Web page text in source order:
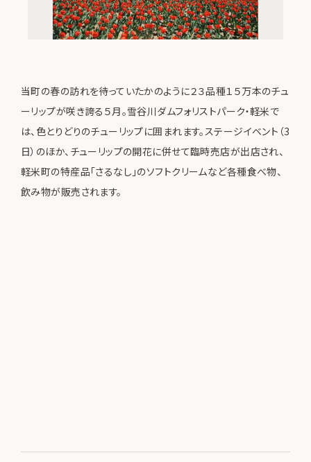
当町の春の訪れを待っていたかのように２３品種１５万本のチュ
ーリップが咲き誇る５月。雪谷川ダムフォリストパーク・軽米で
は、色とりどりのチューリップに囲まれます。ステージイベント（3
日）のほか、チューリップの開花に併せて臨時売店が出店され、
軽米町の特産品「さるなし」のソフトクリームなど各種食べ物、
飲み物が販売されます。